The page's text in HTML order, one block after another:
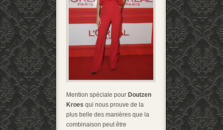
Mention spéciale pour Doutzen
Kroes qui nous prouve de la
plus belle des manières que la
combinaison peut être